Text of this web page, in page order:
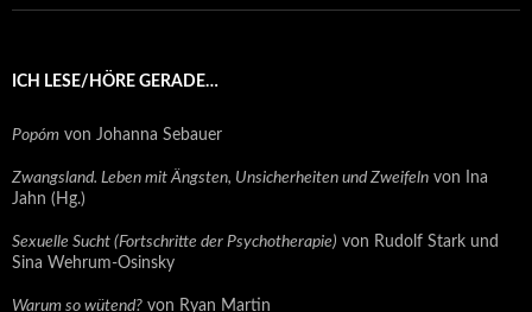
ICH LESE/HÖRE GERADE…
Popóm von Johanna Sebauer
Zwangsland. Leben mit Ängsten, Unsicherheiten und Zweifeln von Ina
Jahn (Hg.)
Sexuelle Sucht (Fortschritte der Psychotherapie) von Rudolf Stark und
Sina Wehrum-Osinsky
Warum so wütend? von Ryan Martin